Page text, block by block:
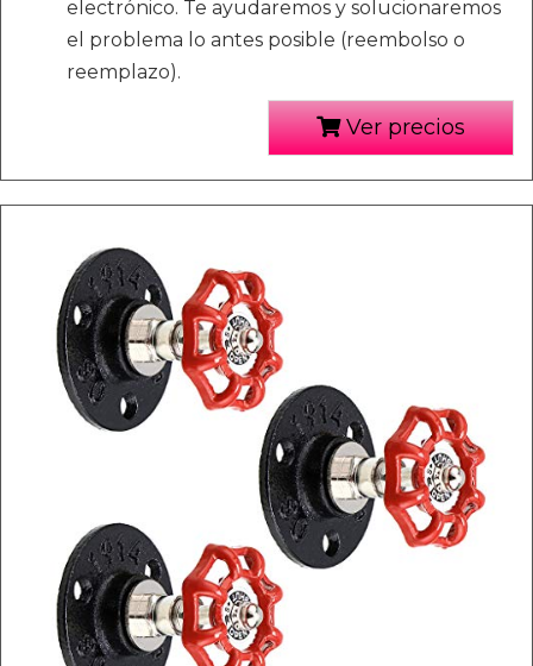
electrónico. Te ayudaremos y solucionaremos
el problema lo antes posible (reembolso o
reemplazo).
Ver precios